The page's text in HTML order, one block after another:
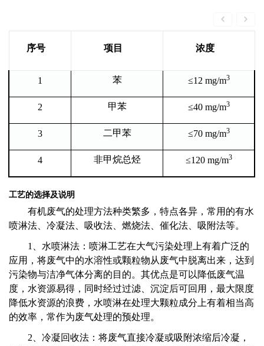
序号 项目 浓度
1 苯 ≤12 mg/m3
2 甲苯 ≤40 mg/m3
3 二甲苯 ≤70 mg/m3
4 非甲烷总烃 ≤120 mg/m3
工艺的选择及说明
有机废气的处理方法种类繁多，特点各异，常用的有水
喷淋法、冷凝法、吸收法、燃烧法、催化法、吸附法等。
1 、水喷淋法： 喷淋工艺在大气污染处理上有着广泛的
应用，将废气中的水溶性或颗粒物从废气中脱离出来，达到
污染物与洁净气体分离的目的。其优点是可以降低废气温
度，水资源易得，同时经过过滤、沉淀后可回用，最大限度
降低水资源的浪费，水喷淋在处理大颗粒成分上有着相当高
的效率，常作为废气处理的预处理。
2 、冷凝回收法：将废气直接冷凝或吸附浓缩后冷凝，